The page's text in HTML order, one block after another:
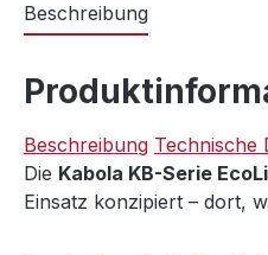
Beschreibung
Beschreibung Technische
Die Kabola KB-Serie
Einsatz konzipiert – dort,